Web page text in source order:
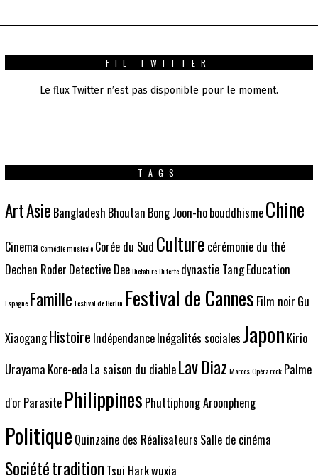
0
FIL TWITTER
Le flux Twitter n’est pas disponible pour le moment.
TAGS
ArtAsie Bangladesh Bhoutan Bong Joon-hobouddhismeChine
Cinema Comédie musicale Corée du Sud Culture cérémonie du thé
Dechen Roder Detective Dee Dictature Duterte dynastie TangEducation
Espagne Famille Festival de Berlin Festival de Cannes Film noir Gu
XiaogangHistoire IndépendanceInégalités socialesJapon Kirio
Urayama Kore-eda La saison du diableLav Diaz Marcos Opéra rock Palme
d'or Parasite Philippines Phuttiphong Aroonpheng
Politique Quinzaine des Réalisateurs Salle de cinéma
Sociététradition Tsui Harkwuxia